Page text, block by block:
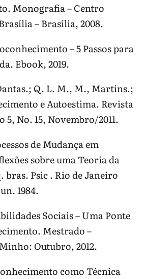
Monografia – Centro
– Brasília, 2008.
– 5 Passos para
Ebook, 2019.
Q. L. M., M., Martins.;
e Autoestima. Revista
5, No. 15, Novembro/2011.
de Mudança em
sobre uma Teoria da
bras. Psic . Rio de Janeiro
1984.
Sociais – Uma Ponte
Mestrado –
Outubro, 2012.
como Técnica